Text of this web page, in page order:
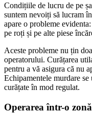
Condițiile de lucru de pe
suntem nevoiți să lucram
apare o probleme
pe roți și pe alte piese
Aceste probleme nu țin
operatorului. Curățarea
pentru a vă asigura că nu
Echipamentele murdare se
curățate în mod regulat.
Operarea într-o